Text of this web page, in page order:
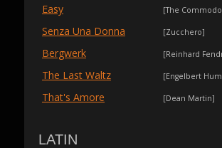
Easy [The
Senza Una Donna [Zucchero]
Bergwerk [Reinhard
The Last Waltz [Engelbert
That's Amore [Dean Martin]
LATIN